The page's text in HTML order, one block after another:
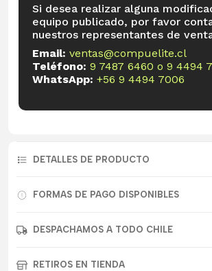
Si desea realizar alguna
equipo publicado, por favor
nuestros representantes de
Email: ventas@compuelite.cl
Teléfono: 9 7487 6460 o 9 4494
WhatsApp: +56 9 4494 7006
DETALLES DE PRODUCTO
FORMAS DE PAGO DISPONIBLES
DESPACHAMOS A TODO CHILE
RETIROS EN TIENDA